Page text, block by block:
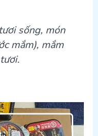
sống, món
mắm), mắm